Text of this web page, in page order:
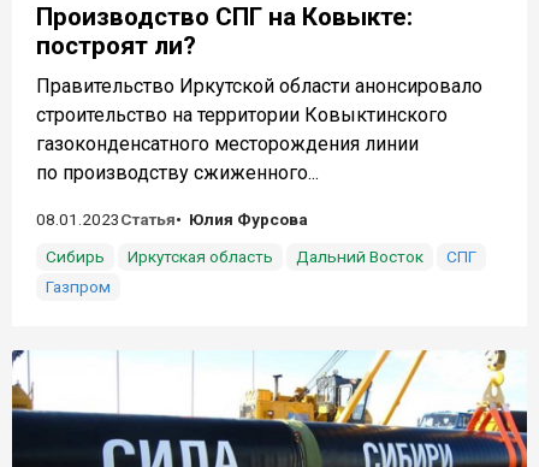
Производство СПГ на Ковыкте:
построят ли?
Правительство Иркутской области анонсировало
строительство на территории Ковыктинского
газоконденсатного месторождения линии
по производству сжиженного...
08.01.2023Статья
Юлия Фурсова
Сибирь
Иркутская область Дальний Восток
СПГ
Газпром